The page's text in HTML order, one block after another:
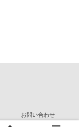
お問い合わせ